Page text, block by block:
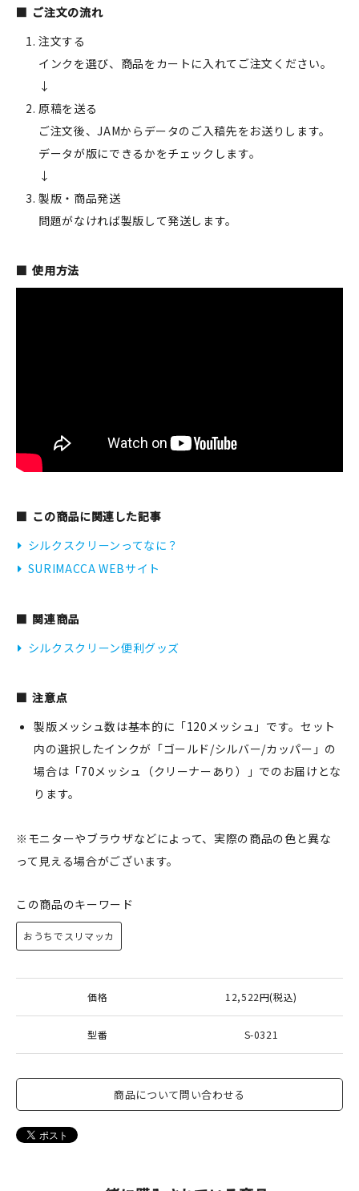
ご注文の流れ
注文する
インクを選び、商品をカートに入れてご注文ください。
↓
原稿を送る
ご注文後、JAMからデータのご入稿先をお送りします。
データが版にできるかをチェックします。
↓
製版・商品発送
問題がなければ製版して発送します。
使用方法
この商品に関連した記事
シルクスクリーンってなに？
SURIMACCA WEBサイト
関連商品
シルクスクリーン便利グッズ
注意点
製版メッシュ数は基本的に「120メッシュ」です。セット
内の選択したインクが「ゴールド/シルバー/カッパー」の
場合は「70メッシュ（クリーナーあり）」でのお届けとな
ります。
※モニターやブラウザなどによって、実際の商品の色と異な
って見える場合がございます。
この商品のキーワード
おうちでスリマッカ
価格 12,522円(税込)
型番 S-0321
商品について問い合わせる